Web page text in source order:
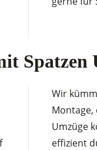
Spatzen
Wir
Montage,
Umzüge
effizient